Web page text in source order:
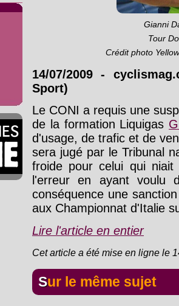
Gianni
Tour
Crédit photo
14/07/2009 -
Sport)
Le CONI a requis une
de la formation Liquigas
d'usage, de trafic et de
sera jugé par le Tribunal
froide pour celui qui
l'erreur en ayant voulu
conséquence une
aux Championnat d'Italie
Lire l'article en entier
Cet article a été mise en ligne le
Sur le même sujet